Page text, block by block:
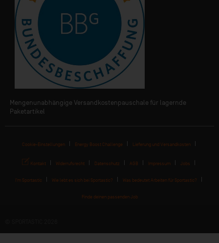
Mengenunabhängige Versandkostenpauschale für lagernde
Paketartikel
Cookie-Einstellungen Energy Boost Challenge Lieferung und Versandkosten
Kontakt Widerrufsrecht Datenschutz AGB Impressum Jobs
I'm Sportastic Wie lebt es sich bei Sportastic? Was bedeutet Arbeiten für Sportastic?
Finde deinen passenden Job